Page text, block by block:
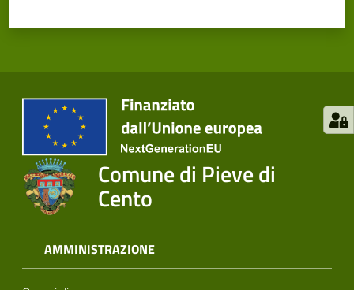
Comune di Pieve di
Cento
AMMINISTRAZIONE